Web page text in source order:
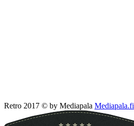
Retro 2017 © by Mediapala Mediapala.fi